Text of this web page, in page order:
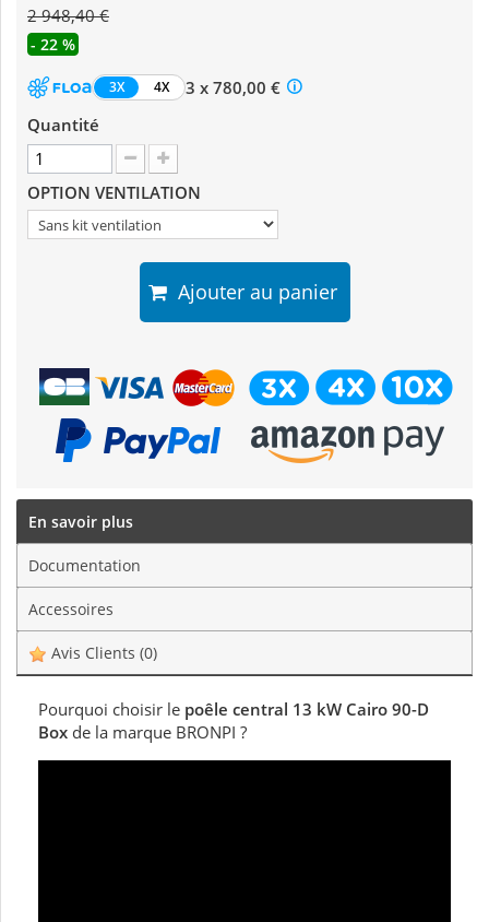
2 948,40 €
- 22 %
3X 4X
3 x 780,00 €
Quantité
OPTION VENTILATION
Ajouter au panier
En savoir plus
Documentation
Accessoires
Avis Clients (0)
Pourquoi choisir le poêle central 13 kW Cairo 90-D
Box de la marque BRONPI ?